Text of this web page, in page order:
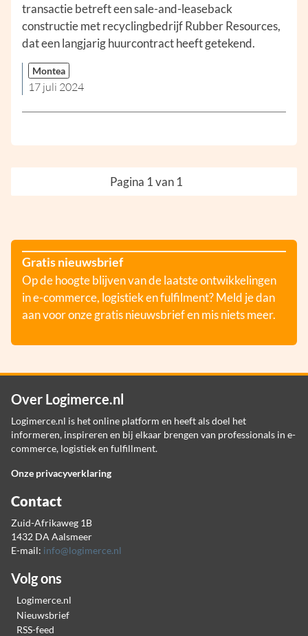
transactie betreft een sale-and-leaseback
constructie met recyclingbedrijf Rubber Resources,
dat een langjarig huurcontract heeft getekend.
Montea
17 juli 2024
Pagina 1 van 1
Gratis nieuwsbrief
Op de hoogte blijven van de laatste ontwikkelingen
in e-commerce, logistiek en fulfilment? Meld je dan
aan voor onze gratis nieuwsbrief en mis niets meer.
Over Logimerce.nl
Logimerce.nl is het online platform en heeft als doel het
informeren, inspireren en bij elkaar brengen van professionals in e-
commerce, logistiek en fulfillment.
Onze privacyverklaring
Contact
Zuid-Afrikaweg 1B
1432 DA Aalsmeer
E-mail: info@logimerce.nl
Volg ons
Logimerce.nl
Nieuwsbrief
RSS-feed